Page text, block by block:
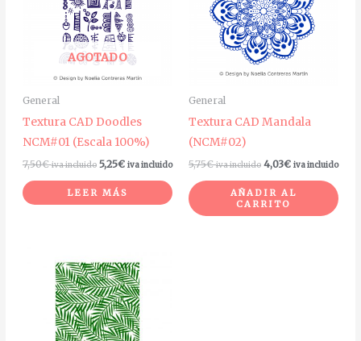
AGOTADO
General
Textura CAD Doodles
NCM#01 (Escala 100%)
7,50€ iva incluido 5,25€ iva incluido
LEER MÁS
General
Textura CAD Mandala
(NCM#02)
5,75€ iva incluido 4,03€ iva incluido
AÑADIR AL
CARRITO